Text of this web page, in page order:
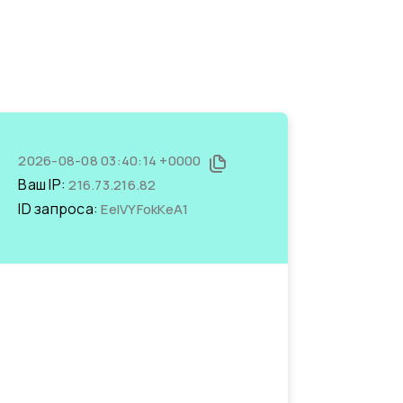
2026-08-08 03:40:14 +0000
Ваш IP:216.73.216.82
ID запроса:EeIVYFokKeA1